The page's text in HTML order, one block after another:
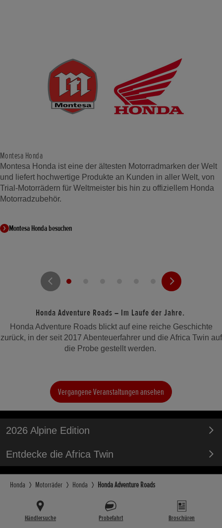
Montesa Honda
Montesa Honda ist eine der ältesten Motorradmarken der Welt
und liefert hochwertige Produkte an Kunden in aller Welt, von
Trial-Motorrädern für Weltmeister bis hin zu offiziellem Honda
Motorradzubehör.
Montesa Honda besuchen
Honda Adventure Roads – Im Laufe der Jahre.
Honda Adventure Roads blickt auf eine reiche Geschichte
zurück, in der seit 2017 Abenteuerfahrer und die Africa Twin auf
die Probe gestellt werden.
Vergangene Veranstaltungen ansehen
2026 Alpine Edition
Entdecke die Africa Twin
Honda Motorräder Honda Honda Adventure Roads
Händlersuche Probefahrt Broschüren